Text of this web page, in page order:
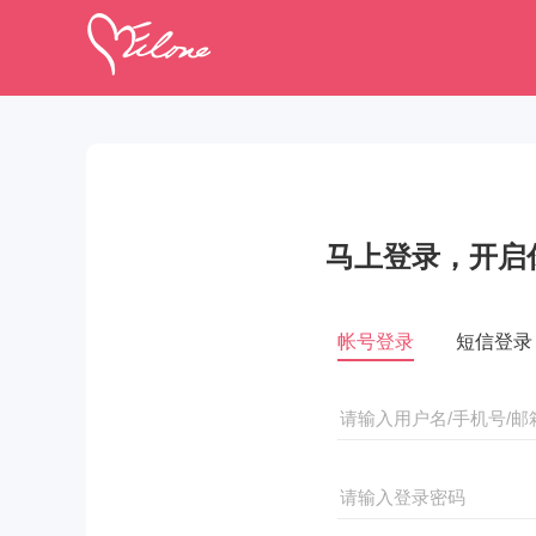
马上登录，开
帐号登录 短信登录